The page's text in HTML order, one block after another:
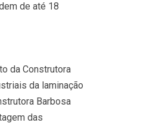
de até 18
da Construtora
da laminação
Barbosa
das